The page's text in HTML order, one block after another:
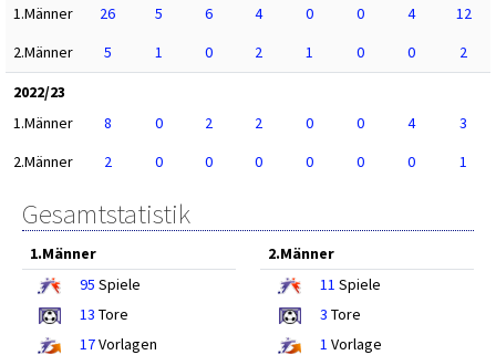
1.Männer
26 5 6 4 0 0 4
12
2.Männer
5 1 0 2 1 0 0
2
2022/23
1.Männer
8 0 2 2 0 0 4
3
2.Männer
2 0 0 0 0 0 0 1
Gesamtstatistik
1.Männer
95 Spiele
13 Tore
17Vorlagen
2.Männer
11 Spiele
3 Tore
1 Vorlage